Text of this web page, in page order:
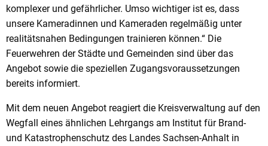
komplexer und gefährlicher. Umso wichtiger ist es, dass
unsere Kameradinnen und Kameraden regelmäßig unter
realitätsnahen Bedingungen trainieren können.“ Die
Feuerwehren der Städte und Gemeinden sind über das
Angebot sowie die speziellen Zugangsvoraussetzungen
bereits informiert.
Mit dem neuen Angebot reagiert die Kreisverwaltung auf den
Wegfall eines ähnlichen Lehrgangs am Institut für Brand-
und Katastrophenschutz des Landes Sachsen-Anhalt in